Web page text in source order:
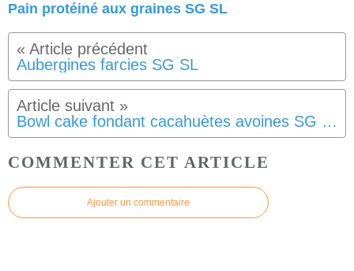
Pain protéiné aux graines SG SL
Aubergines farcies SG SL
Bowl cake fondant cacahuètes avoines SG SL
COMMENTER CET ARTICLE
Ajouter un commentaire